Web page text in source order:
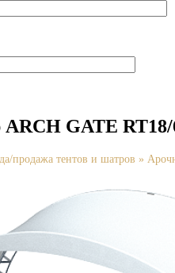
GATE RT18/
продажа тентов и шатров »